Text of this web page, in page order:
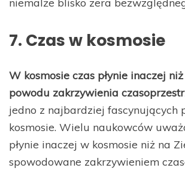
7. Czas w kosmosie
W kosmosie czas płynie inaczej
powodu zakrzywienia
jedno z najbardziej fascynujących
kosmosie. Wielu naukowców
płynie inaczej w kosmosie niż na
spowodowane zakrzywieniem